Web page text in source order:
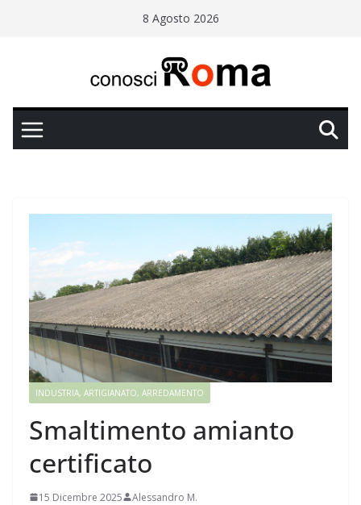
8 Agosto 2026
INDUSTRIA, ARTIGIANATO, ARREDAMENTO
Smaltimento amianto
certificato
15 Dicembre 2025 Alessandro M.